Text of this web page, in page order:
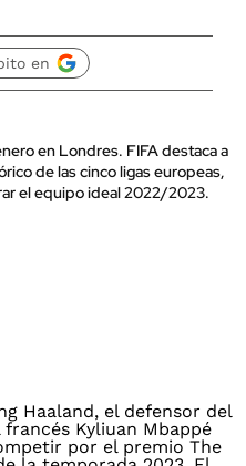
en
en Londres. FIFA destaca a
de las cinco ligas europeas,
el equipo ideal 2022/2023.